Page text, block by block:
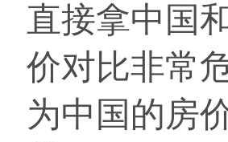
直接拿中国
价对比非常
为中国的房